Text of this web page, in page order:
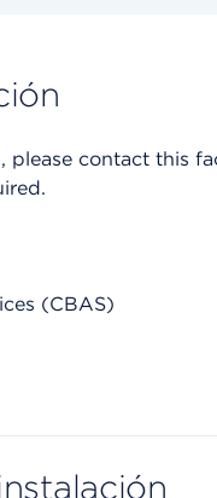
contact this
(CBAS)